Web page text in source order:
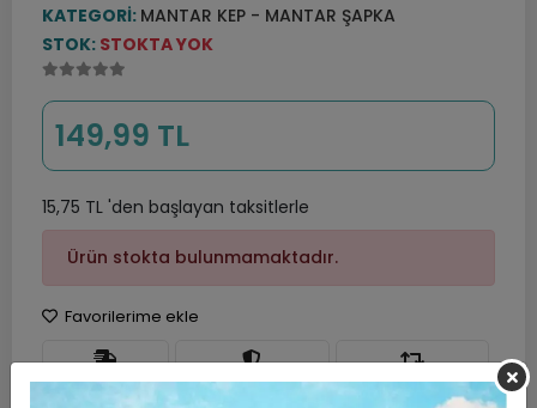
KATEGORI: MANTAR KEP - MANTAR ŞAPKA
STOK: STOKTA YOK
149,99 TL
15,75 TL 'den başlayan taksitlerle
Ürün stokta bulunmamaktadır.
Favorilerime ekle
Hızlı Gönderi Güvenli Alışveriş İade ve Değişim